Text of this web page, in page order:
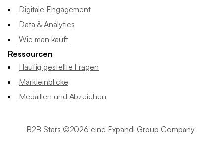
Digitale Engagement
Data & Analytics
Wie man kauft
Ressourcen
Häufig gestellte Fragen
Markteinblicke
Medaillen und Abzeichen
B2B Stars ©2026 eine Expandi Group Company